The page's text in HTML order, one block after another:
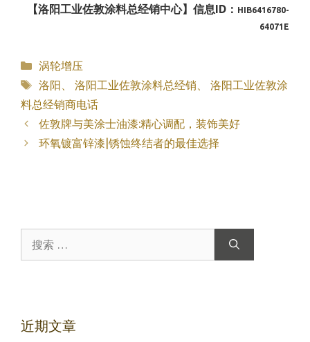
【洛阳工业佐敦涂料总经销中心】信息ID： HIB6416780-
64071E
分
类
涡轮增压
标
签
洛阳 洛阳工业佐敦涂料总经销
洛阳工业佐敦涂
料总经销商电话
佐敦牌与美涂士油漆:精心调配，装饰美好
环氧镀富锌漆|锈蚀终结者的最佳选择
索：
近期文章